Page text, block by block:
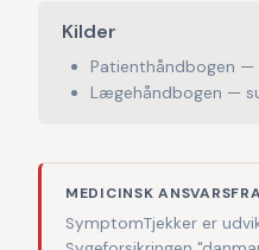
Kilder
Patienthåndbogen —
Lægehåndbogen —
MEDICINSK
SymptomTjekker er